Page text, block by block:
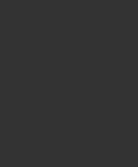
DAY CREAM 모이쳐라이져 SPF 15